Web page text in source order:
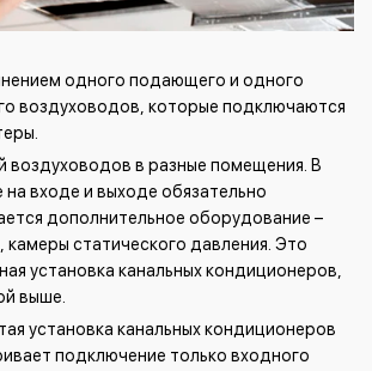
одного подающего и одного
воздуховодов, которые подключаются
воздуховодов в разные помещения. В
на входе и выходе обязательно
дополнительное оборудование –
камеры статического давления. Это
установка канальных кондиционеров,
выше.
установка канальных кондиционеров
подключение только входного